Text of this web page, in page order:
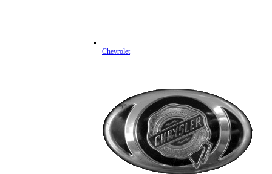
Chevrolet